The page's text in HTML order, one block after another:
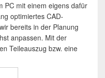
PC mit einem eigens dafür
optimiertes CAD-
bereits in der Planung
anpassen. Mit der
Teileauszug bzw. eine